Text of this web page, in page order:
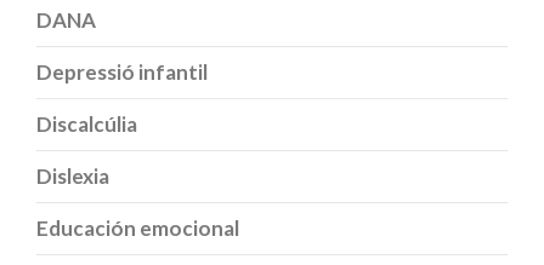
DANA
Depressió infantil
Discalcúlia
Dislexia
Educación emocional